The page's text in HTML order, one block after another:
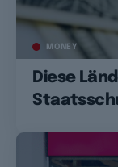
MONEY
Diese